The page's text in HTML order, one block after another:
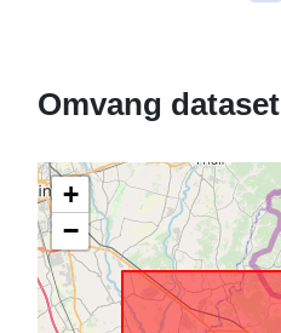
Omvang dataset
+
−